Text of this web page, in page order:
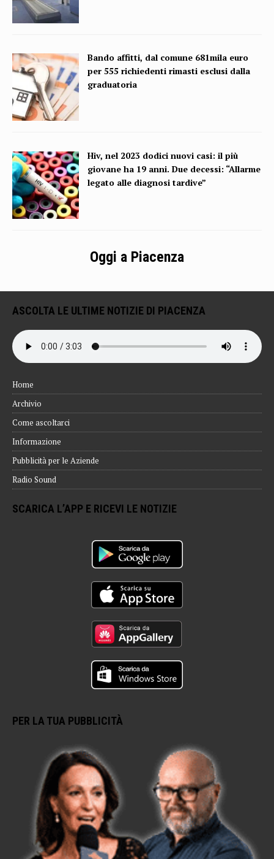
Bando affitti, dal comune 681mila euro
per 555 richiedenti rimasti esclusi dalla
graduatoria
Hiv, nel 2023 dodici nuovi casi: il più
giovane ha 19 anni. Due decessi: “Allarme
legato alle diagnosi tardive”
Oggi a Piacenza
ASCOLTA LE ULTIME NOTIZIE DI PIACENZA
Home
Archivio
Come ascoltarci
Informazione
Pubblicità per le Aziende
Radio Sound
SCARICA L’APP E RICEVI LE NOTIZIE
PER LA TUA PUBBLICITÀ